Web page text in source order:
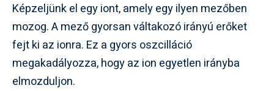
Képzeljünk el egy iont, amely egy ilyen mezőben
mozog. A mező gyorsan váltakozó irányú erőket
fejt ki az ionra. Ez a gyors oszcilláció
megakadályozza, hogy az ion egyetlen irányba
elmozduljon.